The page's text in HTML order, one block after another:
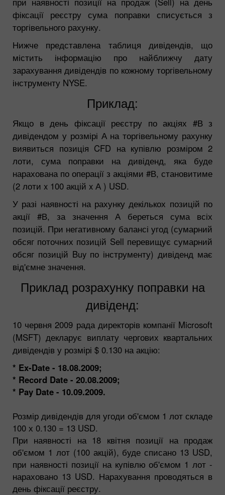
фіксації реєстру сума поправки списується з
торгівельного рахунку.
Нижче представлена таблиця дивідендів, що
містить інформацію про найближчу дату
зарахування дивідендів по кожному торгівельному
інструменту NYSE.
Приклад:
Якщо в день фіксації реєстру по акціях #В з
дивідендом у розмірі А на торгівельному рахунку
виявиться позиція CFD на купівлю розміром 2
лоти, сума поправки на дивіденд, яка буде
нарахована по операції з акціями #В, становитиме
(2 лоти x 100 акцій x А ) USD.
У разі наявності на рахунку декількох позицій по
акції #В, за значення А береться сума всіх
позицій. При негативному балансі угод (сумарний
обсяг поточних позицій Sell перевищує сумарний
обсяг позицій Buy по інструменту) дивіденд має
від'ємне значення.
Приклад розрахунку поправки на
дивіденд:
10 червня 2009 рада директорів компанії Microsoft
(MSFT) декларує виплату чергових квартальних
дивідендів у розмірі $ 0.130 на акцію:
* Ex-Date - 18.08.2009;
* Record Date - 20.08.2009;
* Pay Date - 10.09.2009.
Розмір дивідендів для угоди об'ємом 1 лот складе
100 х 0.130 = 13 USD.
При наявності на 18 квітня позиції на продаж
об'ємом 1 лот (100 акцій), буде списано 13 USD,
при наявності позиції на купівлю об'ємом 1 лот -
нараховано 13 USD. Нарахування проводяться в
день фіксації реєстру.